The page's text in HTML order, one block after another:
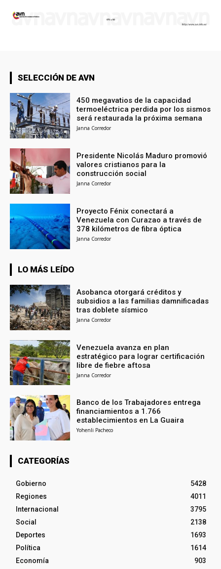
SELECCIÓN DE AVN
450 megavatios de la capacidad
termoeléctrica perdida por los sismos
será restaurada la próxima semana
Janna Corredor
Presidente Nicolás Maduro promovió
valores cristianos para la
construcción social
Janna Corredor
Proyecto Fénix conectará a
Venezuela con Curazao a través de
378 kilómetros de fibra óptica
Janna Corredor
LO MÁS LEÍDO
Asobanca otorgará créditos y
subsidios a las familias damnificadas
tras doblete sísmico
Janna Corredor
Venezuela avanza en plan
estratégico para lograr certificación
libre de fiebre aftosa
Janna Corredor
Banco de los Trabajadores entrega
financiamientos a 1.766
establecimientos en La Guaira
Yohenli Pacheco
CATEGORÍAS
Gobierno
5428
Regiones
4011
Internacional
3795
Social
2138
Deportes
1693
Política
1614
Economía
903